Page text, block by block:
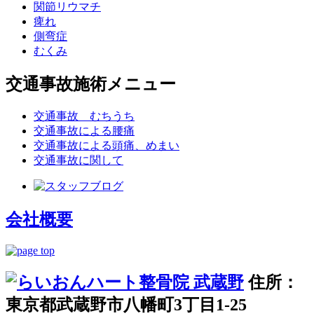
関節リウマチ
痺れ
側弯症
むくみ
交通事故施術メニュー
交通事故 むちうち
交通事故による腰痛
交通事故による頭痛、めまい
交通事故に関して
会社概要
住所：
東京都武蔵野市八幡町3丁目1-25